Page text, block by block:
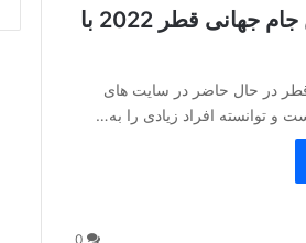
دانلود اپلیکیشن جام جهانی قطر 2022 با
در حال حاضر در سایت های
و توانسته افراد زیادی را به…
0